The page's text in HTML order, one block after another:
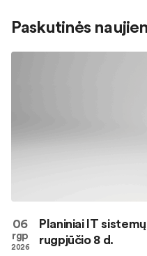
Paskutinės
06
rgp
2026
Planiniai IT
rugpjūčio 8 d.